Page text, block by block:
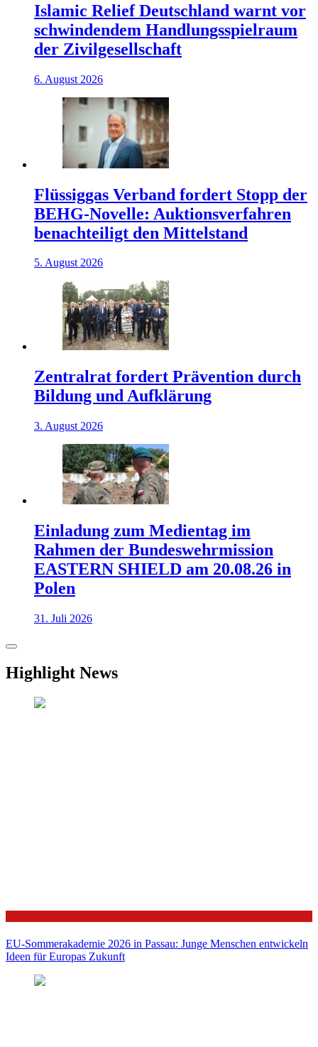
Islamic Relief Deutschland warnt vor
schwindendem Handlungsspielraum
der Zivilgesellschaft
6. August 2026
Flüssiggas Verband fordert Stopp der
BEHG-Novelle: Auktionsverfahren
benachteiligt den Mittelstand
5. August 2026
Zentralrat fordert Prävention durch
Bildung und Aufklärung
3. August 2026
Einladung zum Medientag im
Rahmen der Bundeswehrmission
EASTERN SHIELD am 20.08.26 in
Polen
31. Juli 2026
Highlight News
EU-Sommerakademie 2026 in Passau: Junge Menschen entwickeln
Ideen für Europas Zukunft